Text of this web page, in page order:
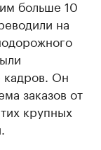
больше 10
на
Он
заказов от
крупных